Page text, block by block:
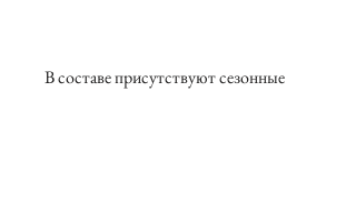
В составе присутствуют сезонные